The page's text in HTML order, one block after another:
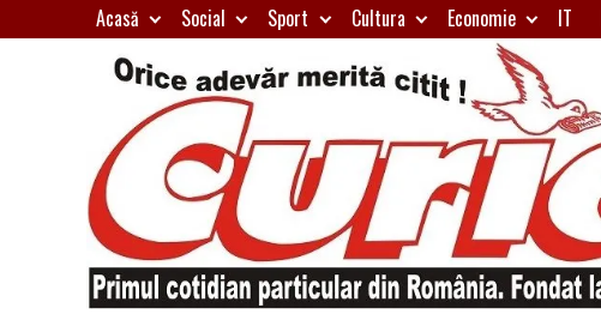
to
Acasă Social Sport Cultura Economie IT